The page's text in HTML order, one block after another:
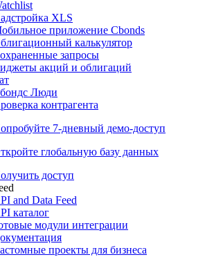
XLS
приложение Cbonds
калькулятор
запросы
акций и облигаций
Люди
контрагента
7-дневный демо-доступ
глобальную базу данных
доступ
and Data Feed
каталог
модули интеграции
проекты для бизнеса